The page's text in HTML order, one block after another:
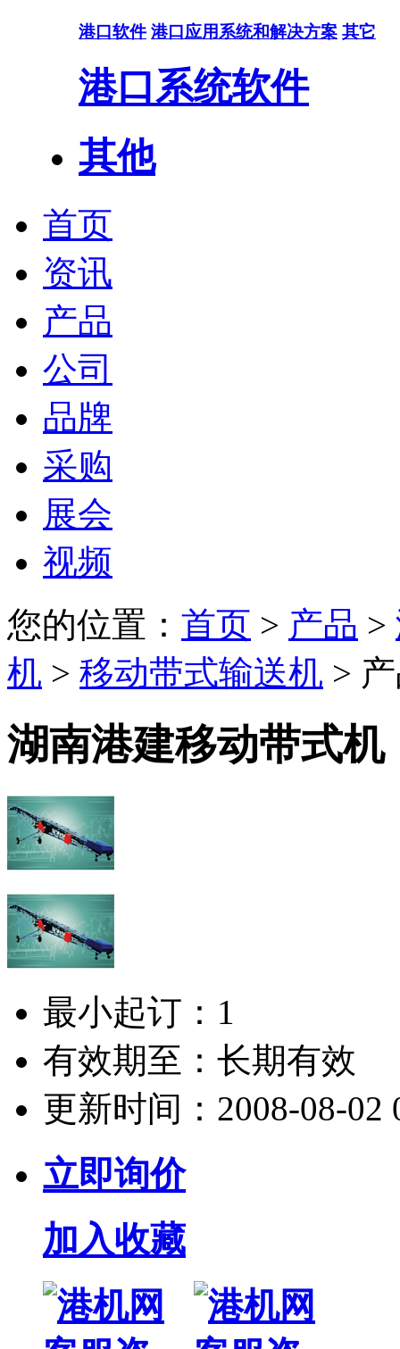
港口软件 港口应用系统和解决方案 其它
港口系统软件
其他
首页
资讯
产品
公司
品牌
采购
展会
视频
您的位置： 首页 > 产品 >
机 > 移动带式输送机 >
湖南港建移动带式机
最小起订： 1
有效期至： 长期有效
更新时间： 2008-08-02
立即询价
加入收藏